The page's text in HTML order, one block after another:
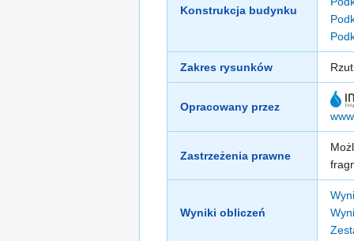
Konstrukcja budynku
Zakres rysunków Rzut
Opracowany przez
Zastrzeżenia prawne
Wyniki obliczeń